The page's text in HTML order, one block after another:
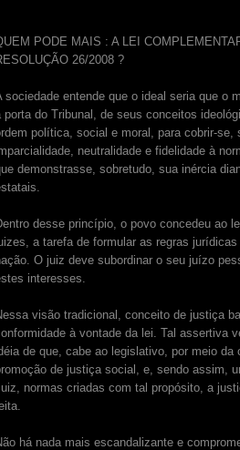
PODE MAIS : A LEI
26/2008 ?
sociedade entende que o ideal seria que o
porta do Tribunal, de seus conceitos
política, social e moral, para cobrir-se,
neutralidade e fidelidade à
demonstrasse, sobretudo, sua inércia
desse princípio, o povo concedeu ao
a tarefa de formular as regras
O juiz deve subordinar o seu juízo
interesses.
visão tradicional, conceito de justiça
à vontade da lei. Tal assertiva
de que, cabe ao legislativo, por meio da
de justiça social, e, sendo assim,
normas criadas com tal propósito, a
há nada mais escandalizante e